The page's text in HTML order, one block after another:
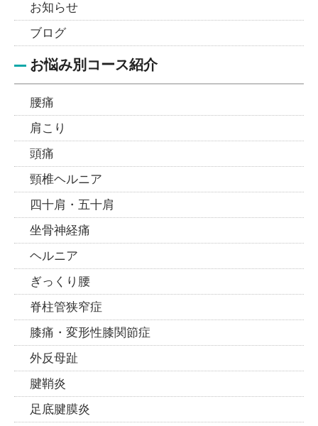
お知らせ
ブログ
お悩み別コース紹介
腰痛
肩こり
頭痛
頸椎ヘルニア
四十肩・五十肩
坐骨神経痛
ヘルニア
ぎっくり腰
脊柱管狭窄症
膝痛・変形性膝関節症
外反母趾
腱鞘炎
足底腱膜炎